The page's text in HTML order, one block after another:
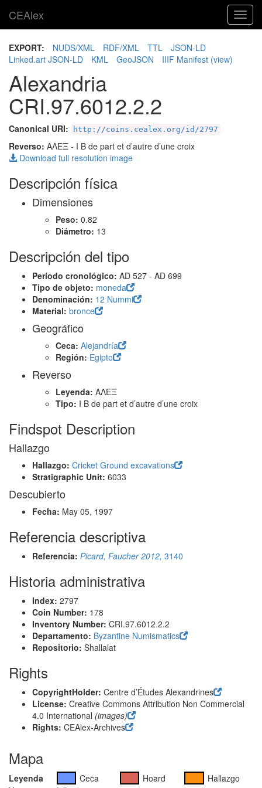
CEAlex
EXPORT: NUDS/XML RDF/XML TTL
JSON-LD
Linked.art JSON-LD
KML GeoJSON IIIF Manifest (view)
Alexandria
CRI.97.6012.2.2
Canonical URI: http://coins.cealex.org/id/2797
Reverso: ΑΛΕΞ - I B de part et d’autre d’une croix
Download full resolution image
Descripción física
Dimensiones
Peso: 0.82
Diámetro: 13
Descripción del tipo
Período cronológico: AD 527 - AD 699
Tipo de objeto: moneda
Denominación: 12 Nummi
Material: bronce
Geográfico
Ceca: Alejandría
Región: Egipto
Reverso
Leyenda: ΑΛΕΞ
Tipo: I B de part et d’autre d’une croix
Findspot Description
Hallazgo
Hallazgo: Cricket Ground excavations
Stratigraphic Unit: 6033
Descubierto
Fecha: May 05, 1997
Referencia descriptiva
Referencia: Picard, Faucher 2012, 3140
Historia administrativa
Index: 2797
Coin Number: 178
Inventory Number: CRI.97.6012.2.2
Departamento: Byzantine Numismatics
Repositorio: Shallalat
Rights
CopyrightHolder: Centre d’Études Alexandrines
License: Creative Commons Attribution Non Commercial
4.0 International (images)
Rights: CEAlex-Archives
Mapa
Leyenda Ceca Hoard
Hallazgo